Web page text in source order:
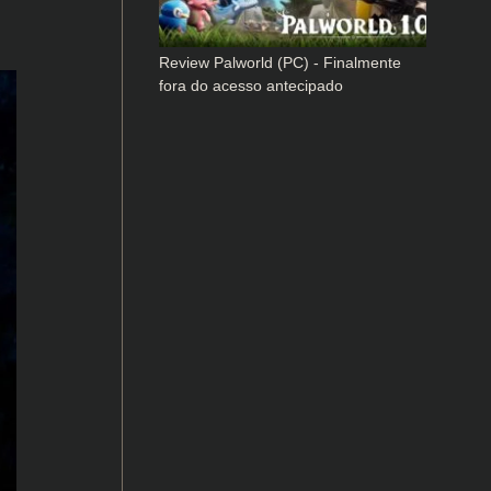
Review Palworld (PC) - Finalmente
fora do acesso antecipado